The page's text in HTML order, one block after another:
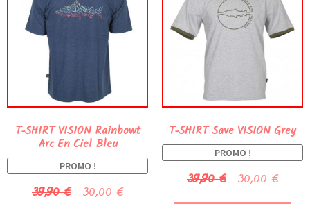
T-SHIRT VISION Rainbowt
Arc En Ciel Bleu
PROMO !
39,90€ 30,00€
T-SHIRT Save VISION Grey
PROMO !
39,90€ 30,00€